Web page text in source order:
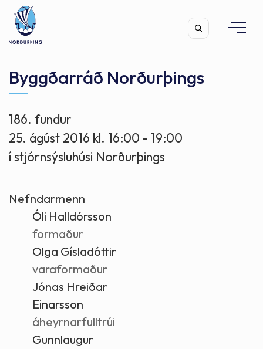
Leita
Byggðarráð Norðurþings
186. fundur
25. ágúst 2016 kl. 16:00 - 19:00
í stjórnsýsluhúsi Norðurþings
Nefndarmenn
Óli Halldórsson
formaður
Olga Gísladóttir
varaformaður
Jónas Hreiðar
Einarsson
áheyrnarfulltrúi
Gunnlaugur